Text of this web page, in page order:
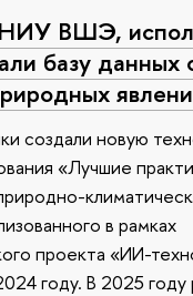
НИУ ВШЭ,
базу данных
создали новую
«Лучшие
в рамках
проекта «ИИ-
году. В 2025 году